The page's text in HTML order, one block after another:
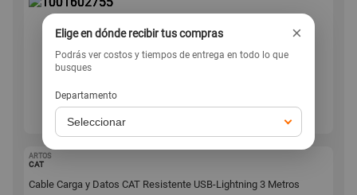
s/ 149
Agregar
ARTOS
CAT
Cable Carga y Datos CAT Resistente USB-Lightning 3 Metros
Elige en dónde recibir tus compras ×
Podrás ver costos y tiempos de entrega en todo lo que
busques
Departamento